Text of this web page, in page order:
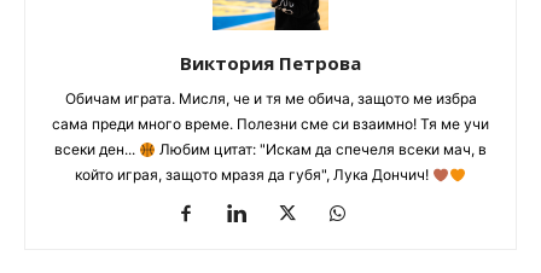
Виктория Петрова
Обичам играта. Мисля, че и тя ме обича, защото ме избра
сама преди много време. Полезни сме си взаимно! Тя ме учи
всеки ден...
Любим цитат: "Искам да спечеля всеки мач, в
който играя, защото мразя да губя", Лука Дончич!